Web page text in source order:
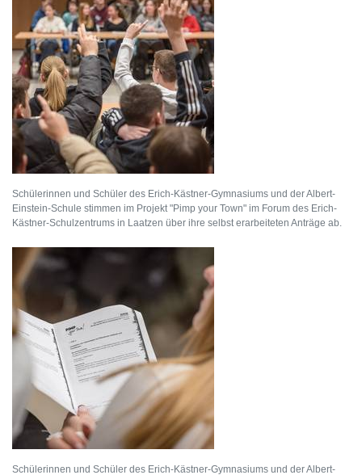
Schülerinnen und Schüler des Erich-Kästner-Gymnasiums und der Albert-
Einstein-Schule stimmen im Projekt "Pimp your Town" im Forum des Erich-
Kästner-Schulzentrums in Laatzen über ihre selbst erarbeiteten Anträge ab.
Schülerinnen und Schüler des Erich-Kästner-Gymnasiums und der Albert-